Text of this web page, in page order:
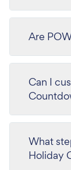
Are
Can I
What
Holiday